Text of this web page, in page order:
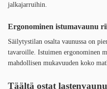
jalkajarruihin.
Ergonominen istumavaunu
Säilytystilan osalta vaunussa on
tavaroille. Istuimen ergonominen
mahdollisen mukavuuden koko
Täältä ostat